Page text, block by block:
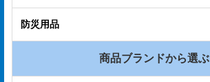
防災用品
商品ブランドから選ぶ